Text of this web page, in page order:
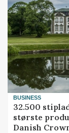
BUSINESS
32.500
største
Danish